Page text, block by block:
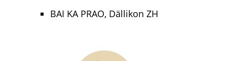
BAI KA PRAO, Dällikon ZH